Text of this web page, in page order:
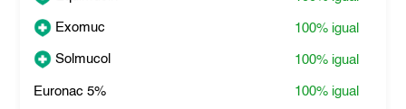
Exomuc 100% igual
Solmucol 100% igual
Euronac 5% 100% igual